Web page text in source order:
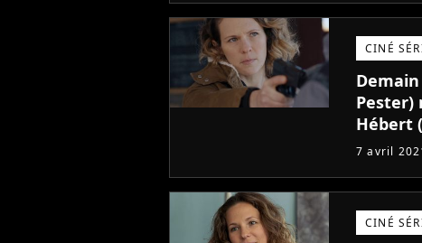
CINÉ
Pester)
Hébert
7 avril
CINÉ